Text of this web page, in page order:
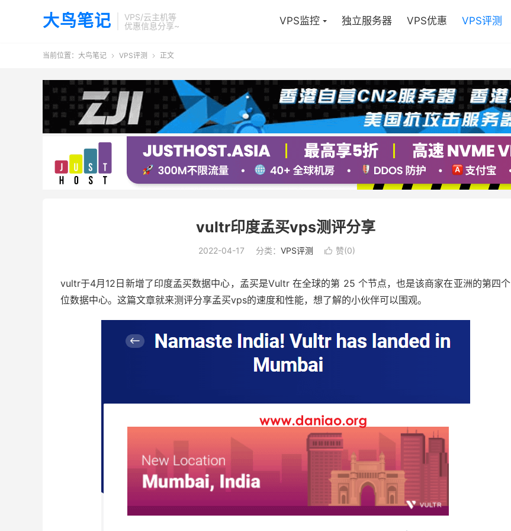
大鸟笔记
VPS/云主机等
优惠信息分享~
VPS监控 独立服务器 VPS优惠 VPS评测
当前位置： 大鸟笔记  VPS评测  正文
vultr印度孟买vps测评分享
2022-04-17 分类： VPS评测  赞(0)
vultr于4月12日新增了印度孟买数据中心，孟买是Vultr 在全球的第 25 个节点，也是该商家在亚洲的第四个
位数据中心。这篇文章就来测评分享孟买vps的速度和性能，想了解的小伙伴可以围观。